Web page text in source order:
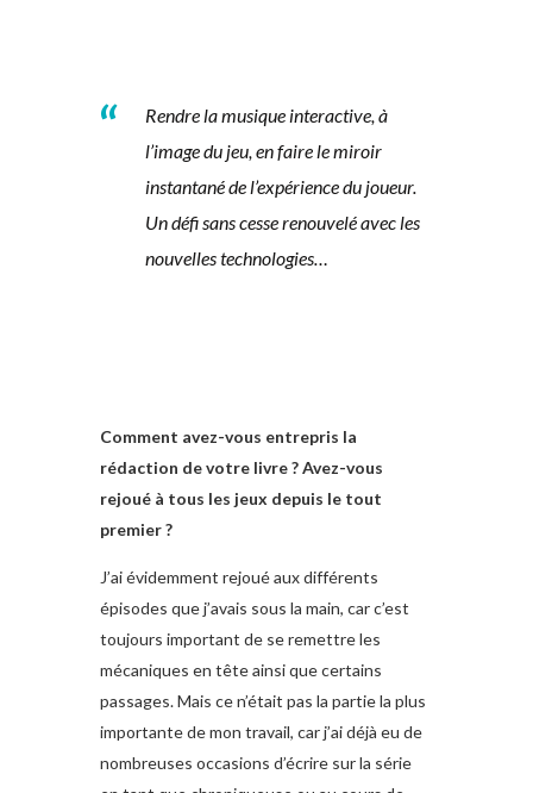
Rendre la musique interactive, à
l’image du jeu, en faire le miroir
instantané de l’expérience du joueur.
Un défi sans cesse renouvelé avec les
nouvelles technologies…
Comment avez-vous entrepris la
rédaction de votre livre ? Avez-vous
rejoué à tous les jeux depuis le tout
premier ?
J’ai évidemment rejoué aux différents
épisodes que j’avais sous la main, car c’est
toujours important de se remettre les
mécaniques en tête ainsi que certains
passages. Mais ce n’était pas la partie la plus
importante de mon travail, car j’ai déjà eu de
nombreuses occasions d’écrire sur la série